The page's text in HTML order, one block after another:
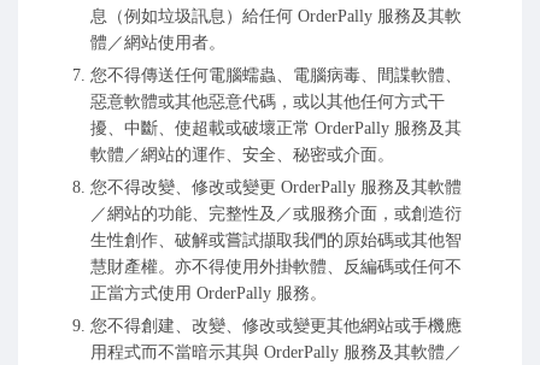
息（例如垃圾訊息）給任何 OrderPally 服務及其軟
體／網站使用者。
您不得傳送任何電腦蠕蟲、電腦病毒、間諜軟體、
惡意軟體或其他惡意代碼，或以其他任何方式干
擾、中斷、使超載或破壞正常 OrderPally 服務及其
軟體／網站的運作、安全、秘密或介面。
您不得改變、修改或變更 OrderPally 服務及其軟體
／網站的功能、完整性及／或服務介面，或創造衍
生性創作、破解或嘗試擷取我們的原始碼或其他智
慧財產權。亦不得使用外掛軟體、反編碼或任何不
正當方式使用 OrderPally 服務。
您不得創建、改變、修改或變更其他網站或手機應
用程式而不當暗示其與 OrderPally 服務及其軟體／